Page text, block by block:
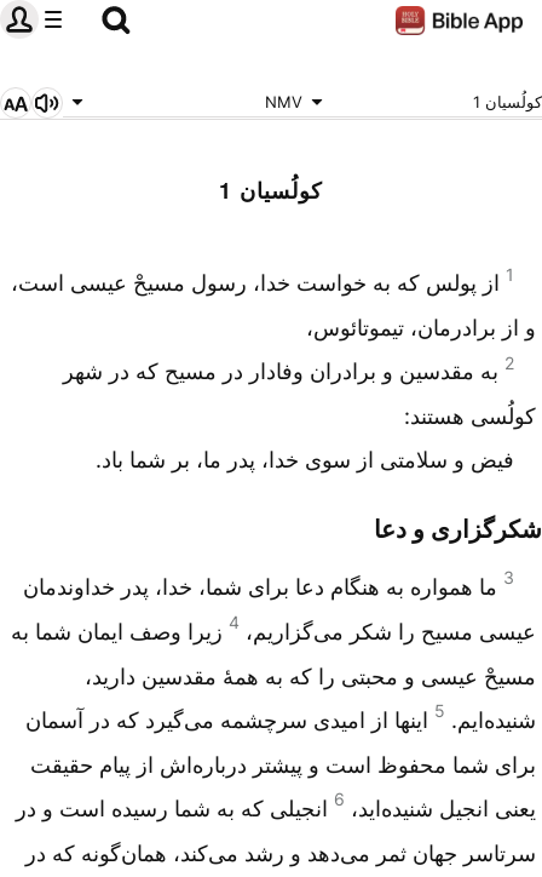
کولُسیان 1 NMV
کولُسیان 1
1 از پولس که به خواست خدا، رسول مسیحْ عیسی است،
و از برادرمان، تیموتائوس،
2 به مقدسین و برادران وفادار در مسیح که در شهر
کولُسی هستند:
فیض و سلامتی از سوی خدا، پدر ما، بر شما باد.
شکرگزاری و دعا
3 ما همواره به هنگام دعا برای شما، خدا، پدر خداوندمان
عیسی مسیح را شکر می‌گزاریم، 4 زیرا وصف ایمان شما به
مسیحْ عیسی و محبتی را که به همۀ مقدسین دارید،
شنیده‌ایم. 5 اینها از امیدی سرچشمه می‌گیرد که در آسمان
برای شما محفوظ است و پیشتر درباره‌اش از پیام حقیقت
یعنی انجیل شنیده‌اید، 6 انجیلی که به شما رسیده است و در
سرتاسر جهان ثمر می‌دهد و رشد می‌کند، همان‌گونه که در